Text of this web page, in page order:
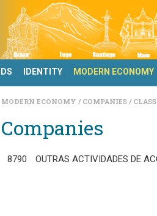
IDENTITY MODERN ECONOMY
MODERN ECONOMY COMPANIES
Companies
8790 OUTRAS ACTIVIDADES DE